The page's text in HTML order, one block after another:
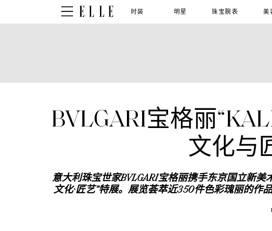
时装 明星 珠宝腕表 美
BVLGARI宝格丽
文化与
意大利珠宝世家BVLGARI宝格丽携手东京国立新美
文化·匠艺”特展。展览荟萃近350件色彩瑰丽的作